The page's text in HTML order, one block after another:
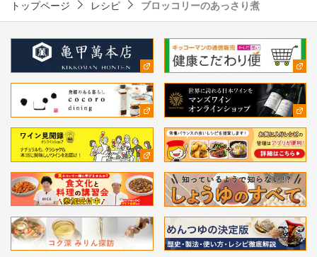
トップページ レシピ ブロッコリーのあっさり煮